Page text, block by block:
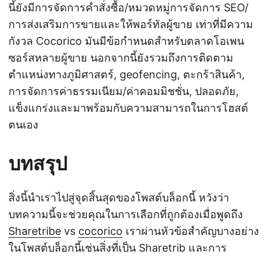
นี้ยังมีการจัดการคำสั่งซื้อ/หมวดหมู่การจัดการ SEO/
การส่งเสริมการขายและให้พอร์ทัลผู้ขาย เท่าที่มีความ
กังวล Cocorico มันมีข้อกำหนดสำหรับตลาดโอเพน
ซอร์สหลายผู้ขาย นอกจากนี้ยังรวมถึงการติดตาม
ตำแหน่งทางภูมิศาสตร์, geofencing, ตะกร้าสินค้า,
การจัดการค่าธรรมเนียม/ค่าคอมมิชชั่น, ปลอดภัย,
แข็งแกร่งและมาพร้อมกับความสามารถในการโฮสต์
ตนเอง
บทสรุป
สิ่งนี้นำเราไปสู่จุดสิ้นสุดของโพสต์บล็อกนี้ หวังว่า
บทความนี้จะช่วยคุณในการเลือกที่ถูกต้องเมื่อพูดถึง
Sharetribe vs cocorico เราผ่านหัวข้อสำคัญบางอย่าง
ในโพสต์บล็อกนี้เช่นสิ่งที่เป็น Sharetrib และการ